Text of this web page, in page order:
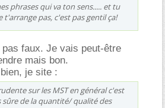
phrases qui va ton sens..... et tu
t'arrange pas, c'est pas gentil ça!
faux. Je vais peut-être
mais bon.
je site :
sur les MST en général c'est
sûre de la quantité/ qualité des